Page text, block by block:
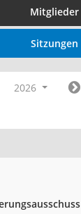
Mitglieder
Sitzungen
2026